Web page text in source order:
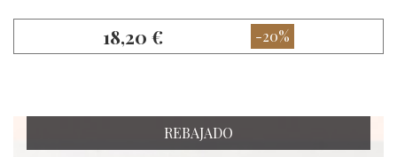
18,20 € -20%
REBAJADO